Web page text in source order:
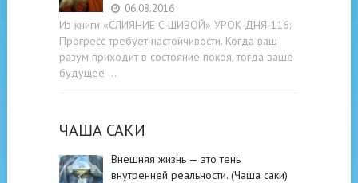
06.08.2016
Из книги «СЛИЯНИЕ С ШИВОЙ» УРОК ДНЯ 116:
Прогресс требует настойчивости. Когда ваш
разум приходит в состояние покоя, тогда ваше
будущее …
ЧАША САКИ
Внешняя жизнь — это тень
внутренней реальности. (Чаша саки)